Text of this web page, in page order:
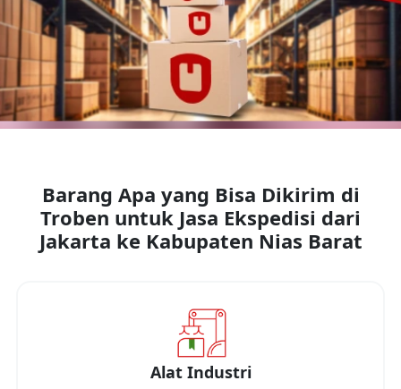
Barang Apa yang Bisa Dikirim di
Troben untuk Jasa Ekspedisi dari
Jakarta ke Kabupaten Nias Barat
Alat Industri